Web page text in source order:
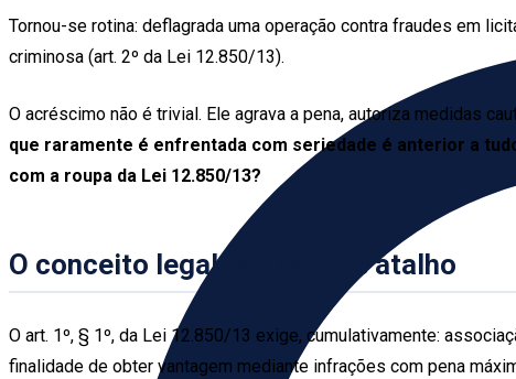
Tornou-se rotina: deflagrada uma operação contra fraudes em
criminosa (art. 2º da Lei 12.850/13).
O acréscimo não é trivial. Ele agrava a pena, autoriza medidas
que raramente é enfrentada com seriedade é anterior a
com a roupa da Lei 12.850/13?
O conceito legal não admite atalho
O art. 1º, § 1º, da Lei 12.850/13 exige, cumulativamente:
finalidade de obter vantagem mediante infrações com pena